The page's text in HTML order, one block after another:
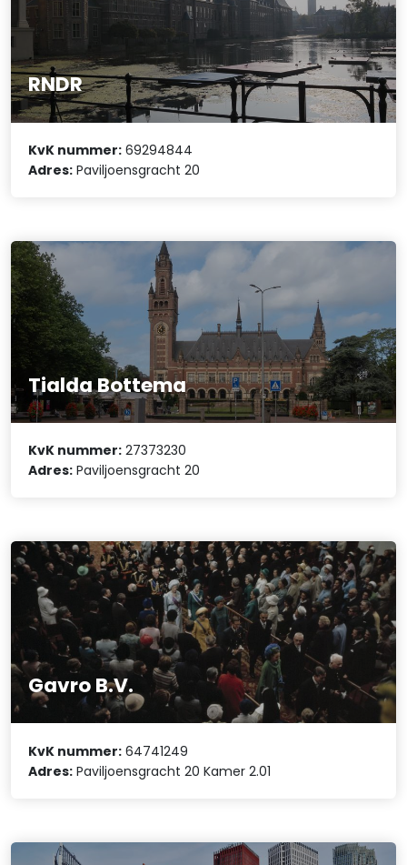
RNDR
KvK nummer: 69294844
Adres: Paviljoensgracht 20
Tialda Bottema
KvK nummer: 27373230
Adres: Paviljoensgracht 20
Gavro B.V.
KvK nummer: 64741249
Adres: Paviljoensgracht 20 Kamer 2.01